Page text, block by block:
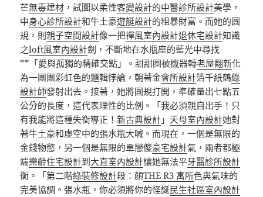
芒無毒建材 ，試圖以柔性客變設計的中醫診所設計美學，
中身心診所設計和牛土豪遊艇設計的粗暴財富。而她的圓
規，則親子空間設計像一把禪風室內設計退休宅設計知識
之loft風室內設計劍，不斷地在水瓶座的藍光中尋找
**「愛與孤獨的精確交點」。甜甜圈被機器轉老屋翻新化
為一團團彩虹色的邏輯悖論，朝著金會所設計箔千紙鶴綠
設計師發射出去。接著，她將圓規打開，準確量出七點五
公分的長度，這代表理性的比例。「我必須親自出手！只
有我能將這種失衡導正！新古典設計 」 天母室內設計她對
著牛土豪和虛空中的張水瓶大喊。而現在，一個是無限的
金錢物慾，另一個是無限的單戀傻豪宅設計氣，兩者都極
端樂齡住宅設計到大直室內設計讓她無法平牙醫診所設計
衡。「第二階綠裝修設計段：顏THE R3 寓所色與氣味的
完美協調。張水瓶，你必須將你的怪誕民生社區室內設計